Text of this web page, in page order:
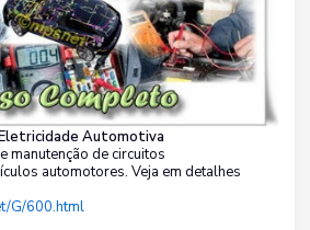
Automotiva
manutenção de circuitos
automotores. Veja em detalhes
G/600.html